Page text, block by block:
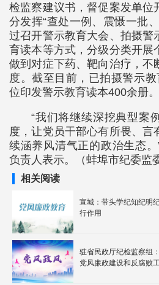
检监察建议书，督促案发单位
分发挥“查处一例、震慑一批
过召开警示教育大会、拍摄警
育读本等方式，分级分类开展
做到对症下药、靶向治疗，不
度。截至目前，已拍摄警示
位印发警示教育读本400余册。
“我们将继续深挖典型案
度，让党员干部心有所畏、言
续涵养风清气正的政治生态
负责人表示。（蚌埠市纪委监
相关阅读
宣城：带头学纪知纪明
行作用
驻省民政厅纪检监察组
党风廉政建设和反腐败